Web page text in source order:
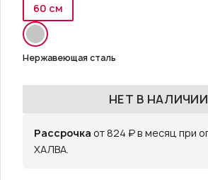
60 см
Нержавеющая сталь
НЕТ В НАЛИЧИИ
Рассрочка от 824 ₽ в месяц при
ХАЛВА.